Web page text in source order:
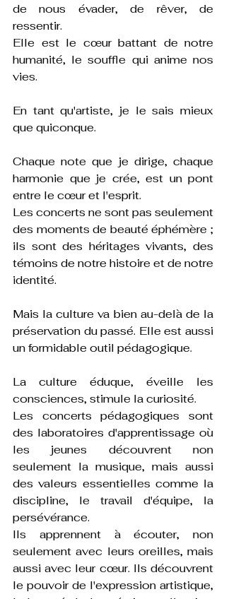
de nous évader, de rêver, de
ressentir.
Elle est le cœur battant de notre
humanité, le souffle qui anime nos
vies.
En tant qu'artiste, je le sais mieux
que quiconque.
Chaque note que je dirige, chaque
harmonie que je crée, est un pont
entre le cœur et l'esprit.
Les concerts ne sont pas seulement
des moments de beauté éphémère ;
ils sont des héritages vivants, des
témoins de notre histoire et de notre
identité.
Mais la culture va bien au-delà de la
préservation du passé. Elle est aussi
un formidable outil pédagogique.
La culture éduque, éveille les
consciences, stimule la curiosité.
Les concerts pédagogiques sont
des laboratoires d'apprentissage où
les jeunes découvrent non
seulement la musique, mais aussi
des valeurs essentielles comme la
discipline, le travail d'équipe, la
persévérance.
Ils apprennent à écouter, non
seulement avec leurs oreilles, mais
aussi avec leur cœur. Ils découvrent
le pouvoir de l'expression artistique,